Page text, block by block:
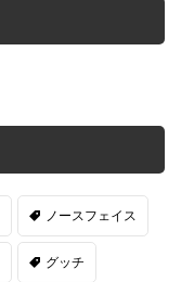
ノースフェイス
グッチ